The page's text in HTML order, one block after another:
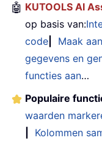
🤖 KUTOOLS AI
op basis van:
code
Maak
gegevens en
functies aan…
Populaire
waarden
Kolommen